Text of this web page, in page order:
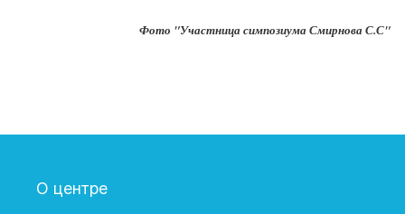
Фото "Участница симпозиума Смирнова С.С"
О центре